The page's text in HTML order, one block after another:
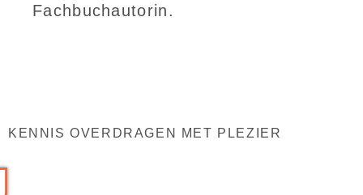
Fachbuchautorin.
KENNIS OVERDRAGEN MET PLEZIER